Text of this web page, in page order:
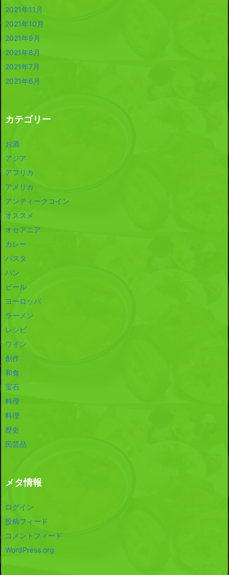
2021年11月
2021年10月
2021年9月
2021年8月
2021年7月
2021年6月
カテゴリー
お酒
アジア
アフリカ
アメリカ
アンティークコイン
オススメ
オセアニア
カレー
パスタ
パン
ビール
ヨーロッパ
ラーメン
レシピ
ワイン
創作
和食
宝石
料理
料理
歴史
民芸品
メタ情報
ログイン
投稿フィード
コメントフィード
WordPress.org